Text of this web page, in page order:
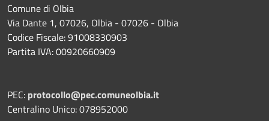
Comune di Olbia
Via Dante 1, 07026, Olbia - 07026 - Olbia
Codice Fiscale: 91008330903
Partita IVA: 00920660909
PEC: protocollo@pec.comuneolbia.it
Centralino Unico: 078952000